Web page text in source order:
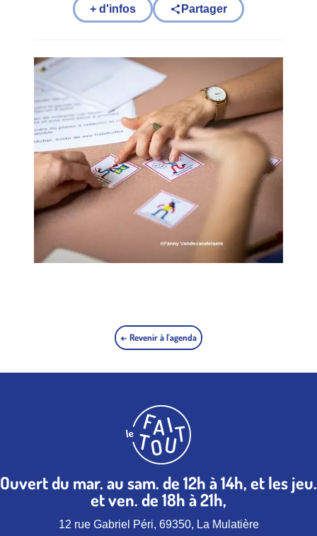
+ d'infos
Partager
← Revenir à l'agenda
Ouvert du mar. au sam. de 12h à 14h, et les jeu.
et ven. de 18h à 21h,
12 rue Gabriel Péri, 69350, La Mulatière